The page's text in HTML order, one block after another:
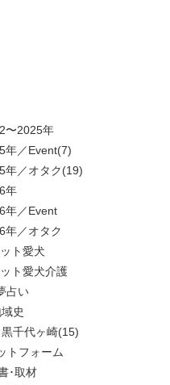
〜2025年
年／Event(7)
年／オタク(19)
年
年／Event
年／オタク
ト愛犬
ト愛犬介護
占い
史
黒千代ヶ崎(15)
トフォーム
･取材